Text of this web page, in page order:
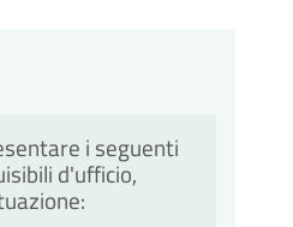
i seguenti
d'ufficio,